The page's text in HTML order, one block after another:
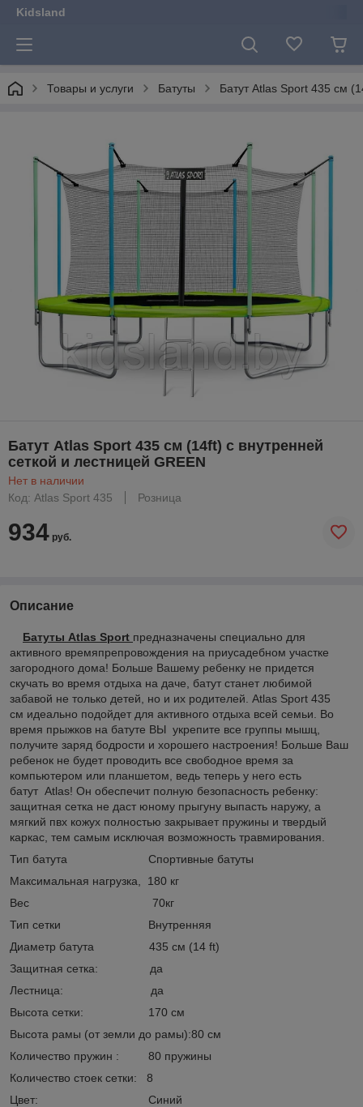
Kidsland
Товары и услуги Батуты Батут Atlas Sport 435 см
Батут Atlas Sport 435 см (14ft) с внутренней
сеткой и лестницей GREEN
Нет в наличии
Код: Atlas Sport 435
Розница
934 руб.
Описание
Батуты Atlas Sport предназначены специально для
активного времяпрепровождения на приусадебном участке
загородного дома! Больше Вашему ребенку не придется
скучать во время отдыха на даче, батут станет любимой
забавой не только детей, но и их родителей. Atlas Sport 435
см идеально подойдет для активного отдыха всей семьи. Во
время прыжков на батуте ВЫ укрепите все группы мышц,
получите заряд бодрости и хорошего настроения! Больше Ваш
ребенок не будет проводить все свободное время за
компьютером или планшетом, ведь теперь у него есть
батут Atlas! Он обеспечит полную безопасность ребенку:
защитная сетка не даст юному прыгуну выпасть наружу, а
мягкий пвх кожух полностью закрывает пружины и твердый
каркас, тем самым исключая возможность травмирования.
Тип батута Спортивные батуты
Максимальная нагрузка, 180 кг
Вес 70кг
Тип сетки Внутренняя
Диаметр батута 435 см (14 ft)
Защитная сетка: да
Лестница: да
Высота сетки: 170 см
Высота рамы (от земли до рамы):80 см
Количество пружин : 80 пружины
Количество стоек сетки: 8
Цвет: Синий